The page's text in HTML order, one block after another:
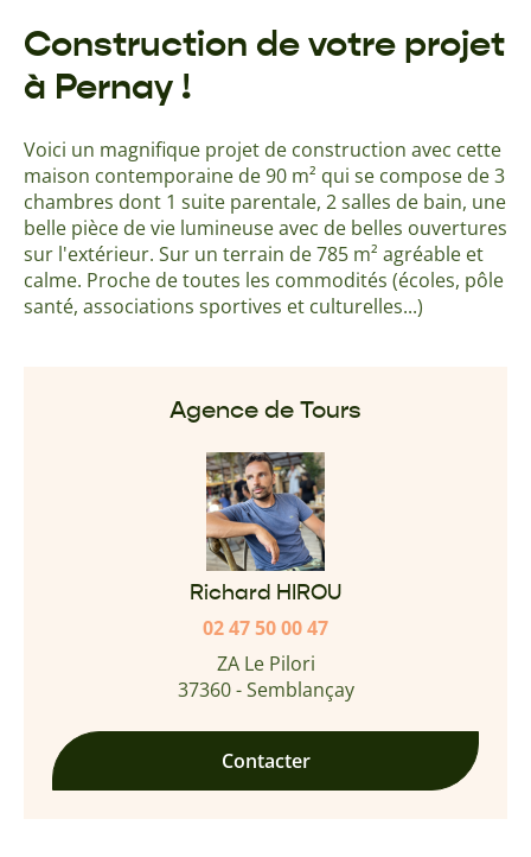
Construction de votre projet
à Pernay !
Voici un magnifique projet de construction avec cette
maison contemporaine de 90 m² qui se compose de 3
chambres dont 1 suite parentale, 2 salles de bain, une
belle pièce de vie lumineuse avec de belles ouvertures
sur l'extérieur. Sur un terrain de 785 m² agréable et
calme. Proche de toutes les commodités (écoles, pôle
santé, associations sportives et culturelles...)
Agence de Tours
Richard HIROU
02 47 50 00 47
ZA Le Pilori
37360 - Semblançay
Contacter